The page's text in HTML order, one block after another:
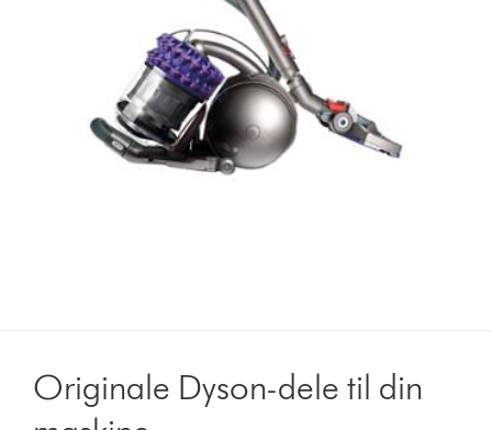
Originale Dyson-dele til din